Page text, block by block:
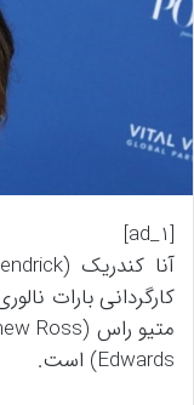
[ad_1]
Edwards) است.